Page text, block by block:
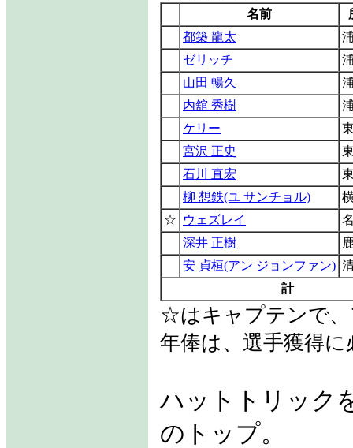
名前
都築 龍太
ゼリッチ
山田 暢久
内舘 秀樹
ケリー
宮沢 正史
石川 直宏
柳 想鉄(ユ サンチョル)
☆
ウェズレイ
深井 正樹
安 貞桓(アン ジョンファン)
計
☆はキャプテンで
年俸は、選手獲得
ハットトリック
のトップ。